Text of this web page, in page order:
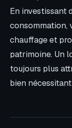
En investissant
consommation,
chauffage et
patrimoine. Un
toujours plus
bien